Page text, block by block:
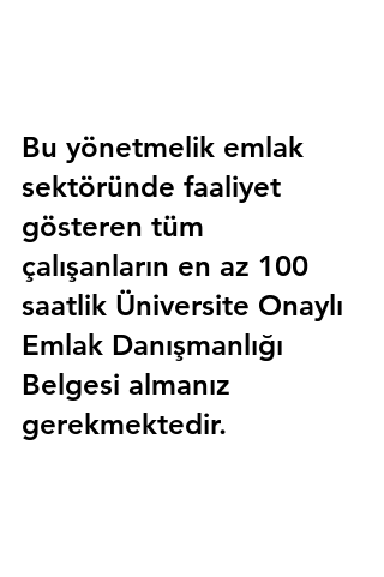
Bu yönetmelik emlak
sektöründe faaliyet
gösteren tüm
çalışanların en az 100
saatlik Üniversite Onaylı
Emlak Danışmanlığı
Belgesi almanız
gerekmektedir.